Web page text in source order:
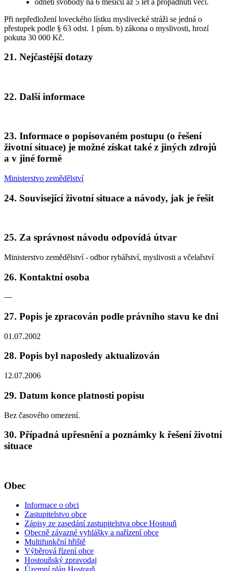
Při nepředložení loveckého lístku myslivecké stráži se jedná o
přestupek podle § 63 odst. 1 písm. b) zákona o myslivosti, hrozí
pokuta 30 000 Kč.
21. Nejčastější dotazy
22. Další informace
23. Informace o popisovaném postupu (o řešení
životní situace) je možné získat také z jiných zdrojů
a v jiné formě
Ministerstvo zemědělství
24. Související životní situace a návody, jak je řešit
25. Za správnost návodu odpovídá útvar
Ministerstvo zemědělství - odbor rybářství, myslivosti a včelařství
26. Kontaktní osoba
—
27. Popis je zpracován podle právního stavu ke dni
01.07.2002
28. Popis byl naposledy aktualizován
12.07.2006
29. Datum konce platnosti popisu
Bez časového omezení.
30. Případná upřesnění a poznámky k řešení životní
situace
Obec
Informace o obci
Zastupitelstvo obce
Zápisy ze zasedání zastupitelstva obce Hostouň
Obecně závazné vyhlášky a nařízení obce
Multifunkční hřiště
Výběrová řízení obce
Hostouňský zpravodaj